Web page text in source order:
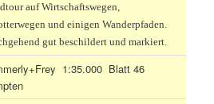
auf Wirtschaftswegen,
und einigen Wanderpfaden.
gut beschildert und markiert.
1:35.000 Blatt 46